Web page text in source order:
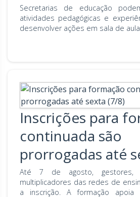
Secretarias de educação
atividades pedagógicas e
desenvolver ações em sala de
Inscrições para
continuada são
prorrogadas até
Até 7 de agosto, gestores,
multiplicadores das redes de
a inscrição. A formação apoia